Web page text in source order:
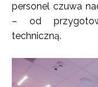
personel czuwa
– od
techniczną.